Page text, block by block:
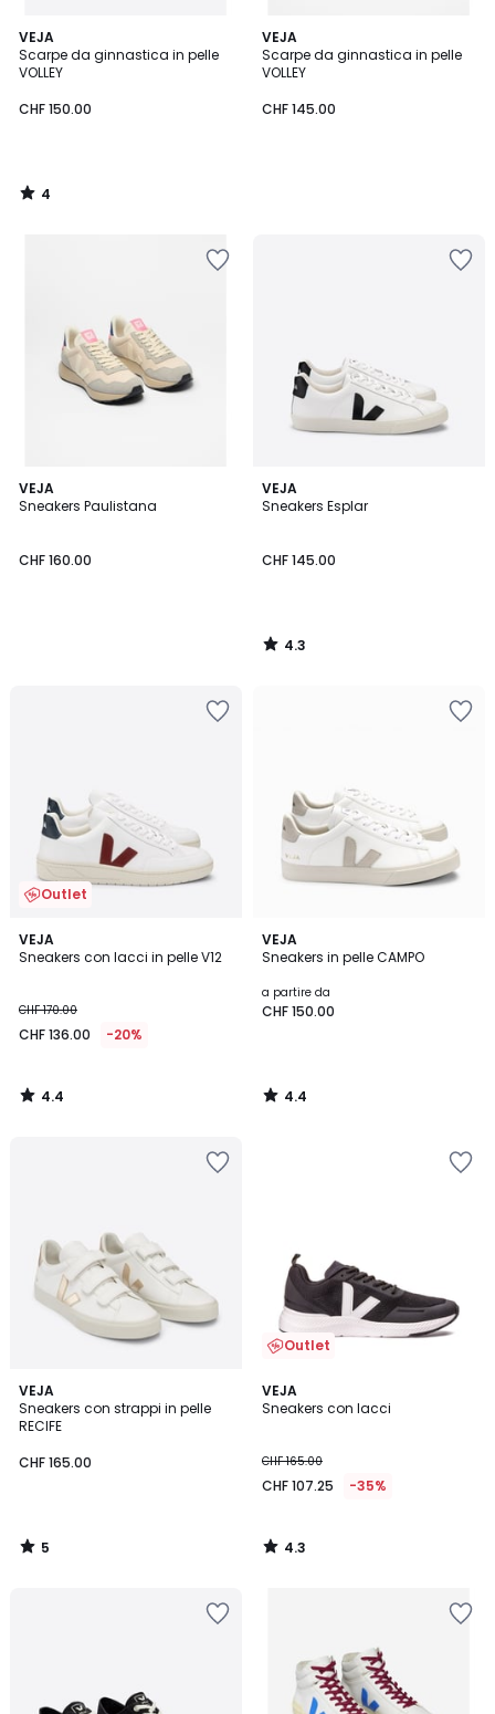
VEJA
Scarpe da ginnastica in pelle
VOLLEY
CHF 150.00
4
/
5
4
/
VEJA
Scarpe da ginnastica in pelle
VOLLEY
CHF 145.00
VEJA
Sneakers Paulistana
CHF 160.00
VEJA
Sneakers Esplar
CHF 145.00
4.3
/ 5
4.3
/
Outlet
VEJA
Sneakers con lacci in pelle V12
CHF 170.00
CHF 136.00 -20%
4.4
/ 5
4.4
/
VEJA
Sneakers in pelle CAMPO
a partire da
CHF 150.00
4.4
/ 5
4.4
/
VEJA
Sneakers con strappi in pelle
RECIFE
CHF 165.00
5
/
5
5
/
Outlet
VEJA
Sneakers con lacci
CHF 165.00
CHF 107.25 -35%
4.3
/ 5
4.3
/